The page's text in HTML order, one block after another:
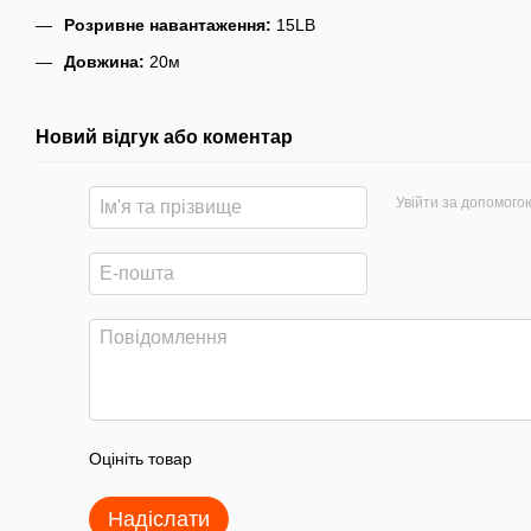
Розривне навантаження: 15LB
Довжина: 20м
Новий відгук або коментар
Увійти за
Оцініть товар
Надіслати